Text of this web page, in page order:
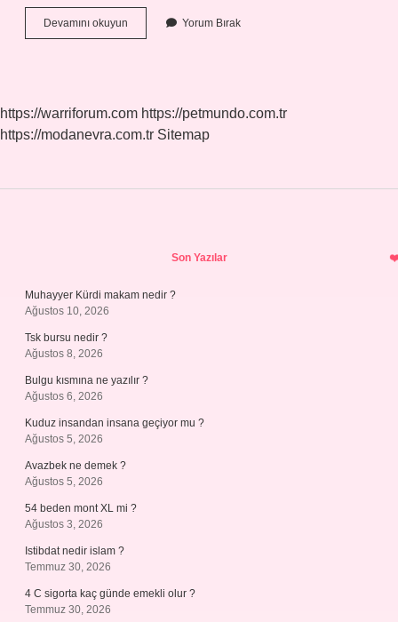
Devamını okuyun Bencillik
Hangi
Yorum Bırak
https://warriforum.com https://petmundo.com.tr
https://modanevra.com.tr Sitemap
Son Yazılar
Muhayyer Kürdi makam nedir ?
Ağustos 10, 2026
Tsk bursu nedir ?
Ağustos 8, 2026
Bulgu kısmına ne yazılır ?
Ağustos 6, 2026
Kuduz insandan insana geçiyor mu ?
Ağustos 5, 2026
Avazbek ne demek ?
Ağustos 5, 2026
54 beden mont XL mi ?
Ağustos 3, 2026
Istibdat nedir islam ?
Temmuz 30, 2026
4 C sigorta kaç günde emekli olur ?
Temmuz 30, 2026